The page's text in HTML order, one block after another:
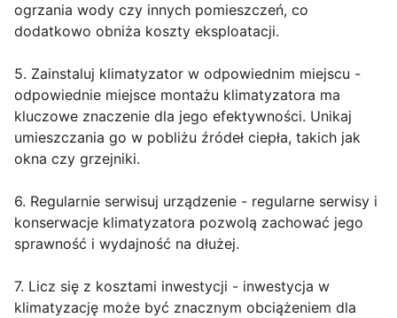
ogrzania wody czy innych pomieszczeń, co
dodatkowo obniża koszty eksploatacji.
5. Zainstaluj klimatyzator w odpowiednim miejscu -
odpowiednie miejsce montażu klimatyzatora ma
kluczowe znaczenie dla jego efektywności. Unikaj
umieszczania go w pobliżu źródeł ciepła, takich jak
okna czy grzejniki.
6. Regularnie serwisuj urządzenie - regularne serwisy i
konserwacje klimatyzatora pozwolą zachować jego
sprawność i wydajność na dłużej.
7. Licz się z kosztami inwestycji - inwestycja w
klimatyzację może być znacznym obciążeniem dla